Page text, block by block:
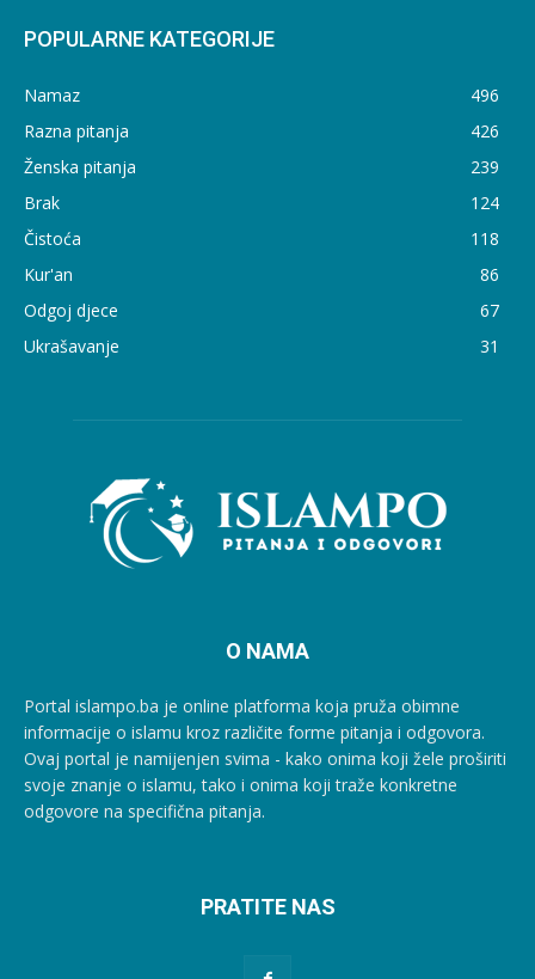
POPULARNE KATEGORIJE
Namaz
496
Razna pitanja
426
Ženska pitanja
239
Brak
124
Čistoća
118
Kur'an
86
Odgoj djece
67
Ukrašavanje
31
O NAMA
Portal islampo.ba je online platforma koja pruža obimne
informacije o islamu kroz različite forme pitanja i odgovora.
Ovaj portal je namijenjen svima - kako onima koji žele proširiti
svoje znanje o islamu, tako i onima koji traže konkretne
odgovore na specifična pitanja.
PRATITE NAS